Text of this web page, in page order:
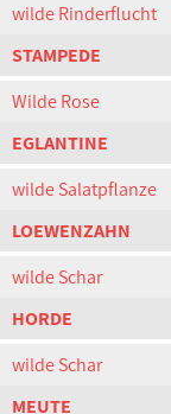
wilde Rinderflucht
STAMPEDE
Wilde Rose
EGLANTINE
wilde Salatpflanze
LOEWENZAHN
wilde Schar
HORDE
wilde Schar
MEUTE